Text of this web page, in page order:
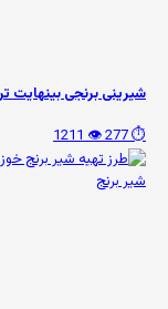
شیرینی برنجی بینهایت
⏱️ 277
👁️ 1211